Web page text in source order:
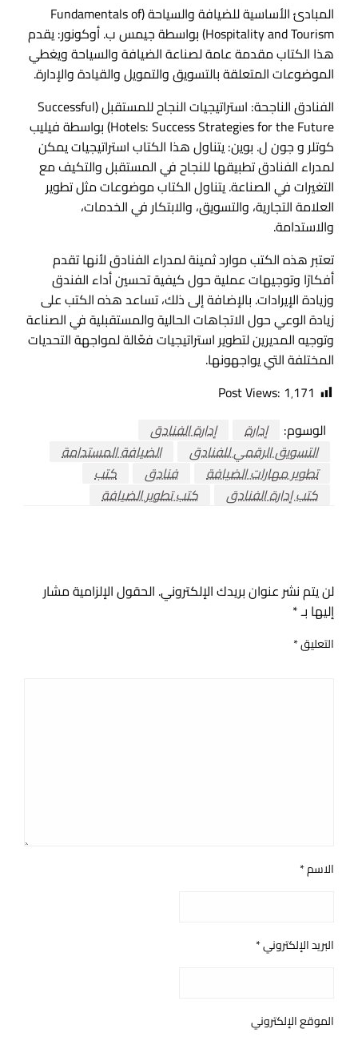
المبادئ الأساسية للضيافة والسياحة (Fundamentals of
Hospitality and Tourism) بواسطة جيمس ب. أوكونور: يقدم
هذا الكتاب مقدمة عامة لصناعة الضيافة والسياحة ويغطي
الموضوعات المتعلقة بالتسويق والتمويل والقيادة والإدارة.
الفنادق الناجحة: استراتيجيات النجاح للمستقبل (Successful
Hotels: Success Strategies for the Future) بواسطة فيليب
كوتلر و جون ل. بوين: يتناول هذا الكتاب استراتيجيات يمكن
لمدراء الفنادق تطبيقها للنجاح في المستقبل والتكيف مع
التغيرات في الصناعة. يتناول الكتاب موضوعات مثل تطوير
العلامة التجارية، والتسويق، والابتكار في الخدمات،
والاستدامة.
تعتبر هذه الكتب موارد ثمينة لمدراء الفنادق لأنها تقدم
أفكارًا وتوجيهات عملية حول كيفية تحسين أداء الفندق
وزيادة الإيرادات. بالإضافة إلى ذلك، تساعد هذه الكتب على
زيادة الوعي حول الاتجاهات الحالية والمستقبلية في الصناعة
وتوجيه المديرين لتطوير استراتيجيات فعّالة لمواجهة التحديات
المختلفة التي يواجهونها.
Post Views: 1٬171
الوسوم:
إدارة
إدارة الفنادق
التسويق الرقمي للفنادق
الضيافة المستدامة
تطوير مهارات الضيافة
فنادق
كتب
كتب إدارة الفنادق
كتب تطوير الضيافة
لن يتم نشر عنوان بريدك الإلكتروني. الحقول الإلزامية مشار
إليها بـ*
التعليق*
الاسم*
البريد الإلكتروني*
الموقع الإلكتروني